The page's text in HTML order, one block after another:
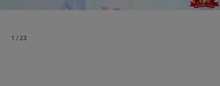
快適機能ウェア特集 パジャマ
1 / 23